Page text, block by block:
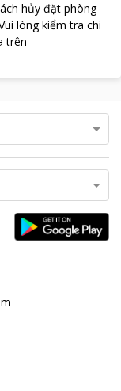
hủy đặt phòng
lòng kiểm tra chi
trên